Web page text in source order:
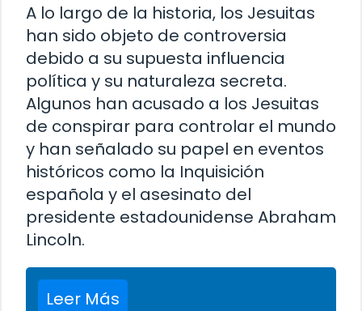
A lo largo de la historia, los Jesuitas
han sido objeto de controversia
debido a su supuesta influencia
política y su naturaleza secreta.
Algunos han acusado a los Jesuitas
de conspirar para controlar el mundo
y han señalado su papel en eventos
históricos como la Inquisición
española y el asesinato del
presidente estadounidense Abraham
Lincoln.
Leer Más